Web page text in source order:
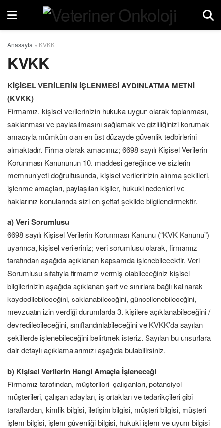
Anasayfa » KVKK
KVKK
KİŞİSEL VERİLERİN İŞLENMESİ AYDINLATMA METNİ
(KVKK)
Firmamız. kişisel verilerinizin hukuka uygun olarak toplanması,
saklanması ve paylaşılmasını sağlamak ve gizliliğinizi korumak
amacıyla mümkün olan en üst düzayde güvenlik tedbirlerini
almaktadır. Firma olarak amacımız; 6698 sayılı Kişisel Verilerin
Korunması Kanununun 10. maddesi gereğince ve sizlerin
memnuniyeti doğrultusunda, kişisel verilerinizin alınma şekilleri,
işlenme amaçları, paylaşılan kişiler, hukuki nedenleri ve
haklarınız konularında sizi en şeffaf şekilde bilgilendirmektir.
a) Veri Sorumlusu
6698 sayılı Kişisel Verilerin Korunması Kanunu (“KVK Kanunu”)
uyarınca, kişisel verileriniz; veri sorumlusu olarak, firmamız
tarafından aşağıda açıklanan kapsamda işlenebilecektir. Veri
Sorumlusu sıfatıyla firmamız vermiş olabileceğiniz kişisel
bilgilerinizin aşağıda açıklanan şart ve sınırlara bağlı kalınarak
kaydedilebileceğini, saklanabileceğini, güncellenebileceğini,
mevzuatın izin verdiği durumlarda 3. kişilere açıklanabileceğini /
devredilebileceğini, sınıflandırılabileceğini ve KVKK’da sayılan
şekillerde işlenebileceğini belirtmek isteriz. Sayılan bu unsurlara
dair detaylı açıklamalarımızı aşağıda bulabilirsiniz.
b) Kişisel Verilerin Hangi Amaçla İşleneceği
Firmamız tarafından, müşterileri, çalışanları, potansiyel
müşterileri, çalışan adayları, iş ortakları ve tedarikçileri gibi
taraflardan, kimlik bilgisi, iletişim bilgisi, müşteri bilgisi, müşteri
işlem bilgisi, işlem güvenliği bilgisi, hukuki işlem ve uyum bilgisi